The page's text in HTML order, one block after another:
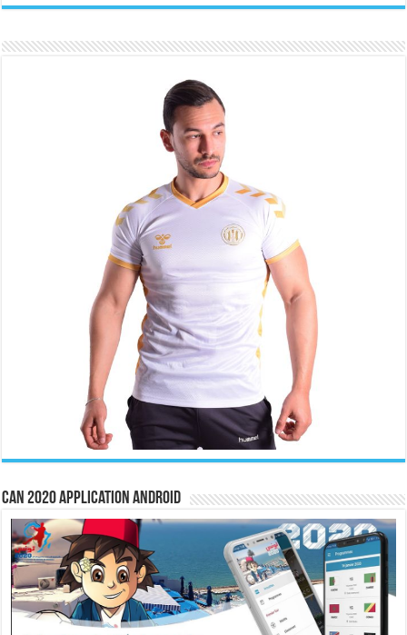
CAN 2020 Application Android